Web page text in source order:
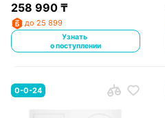
258 990₸
до 25 899
Узнать
о поступлении
0-0-24